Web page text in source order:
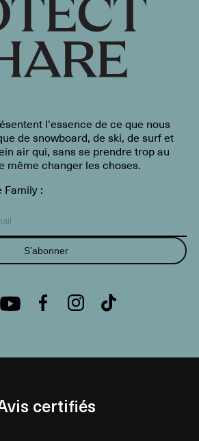
l'essence de ce que nous
de snowboard, de ski, de surf et
air qui, sans se prendre trop au
même changer les choses.
Family :
S’abonner
certifiés